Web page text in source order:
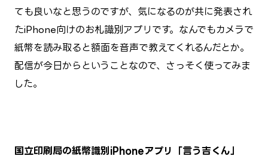
ても良いなと思うのですが、気になるのが共に発表され
たiPhone向けのお札識別アプリです。なんでもカメラで
紙幣を読み取ると額面を音声で教えてくれるんだとか。
配信が今日からということなので、さっそく使ってみま
した。
国立印刷局の紙幣識別iPhoneアプリ「言う吉くん」